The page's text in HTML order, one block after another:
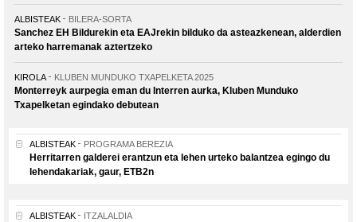
ALBISTEAK BILERA-SORTA
Sanchez EH Bildurekin eta EAJrekin bilduko da asteazkenean, alderdien
arteko harremanak aztertzeko
KIROLA KLUBEN MUNDUKO TXAPELKETA 2025
Monterreyk aurpegia eman du Interren aurka, Kluben Munduko
Txapelketan egindako debutean
ALBISTEAK PROGRAMA BEREZIA
Herritarren galderei erantzun eta lehen urteko balantzea egingo du
lehendakariak, gaur, ETB2n
ALBISTEAK ITZALALDIA